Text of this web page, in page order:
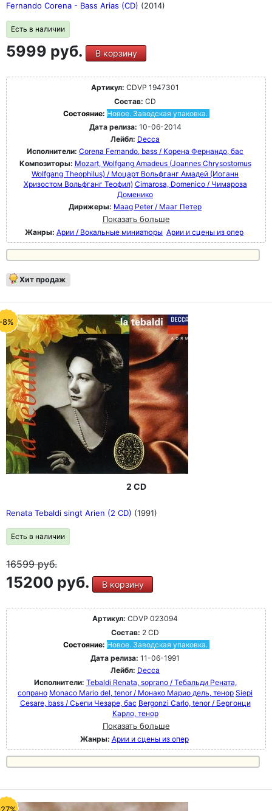
Fernando Corena - Bass Arias (CD) (2014)
Есть в наличии
5999 руб. В корзину
Артикул: CDVP 1947301
Состав: CD
Состояние: Новое. Заводская упаковка.
Дата релиза: 10-06-2014
Лейбл: Decca
Исполнители: Corena Fernando, bass / Корена Фернандо, бас
Композиторы: Mozart, Wolfgang Amadeus (Joannes Chrysostomus
Wolfgang Theophilus) / Моцарт Вольфганг Амадей (Иоганн
Хризостом Вольфганг Теофил) Cimarosa, Domenico / Чимароза
Доменико
Дирижеры: Maag Peter / Мааг Петер
Показать больше
Жанры: Арии / Вокальные миниатюры Арии и сцены из опер
Хит продаж
8%
2 CD
Renata Tebaldi singt Arien (2 CD) (1991)
Есть в наличии
16599руб.
15200 руб. В корзину
Артикул: CDVP 023094
Состав: 2 CD
Состояние: Новое. Заводская упаковка.
Дата релиза: 11-06-1991
Лейбл: Decca
Исполнители: Tebaldi Renata, soprano / Тебальди Рената,
сопрано Monaco Mario del, tenor / Монако Марио дель, тенор Siepi
Cesare, bass / Сьепи Чезаре, бас Bergonzi Carlo, tenor / Бергонци
Карло, тенор
Показать больше
Жанры: Арии и сцены из опер